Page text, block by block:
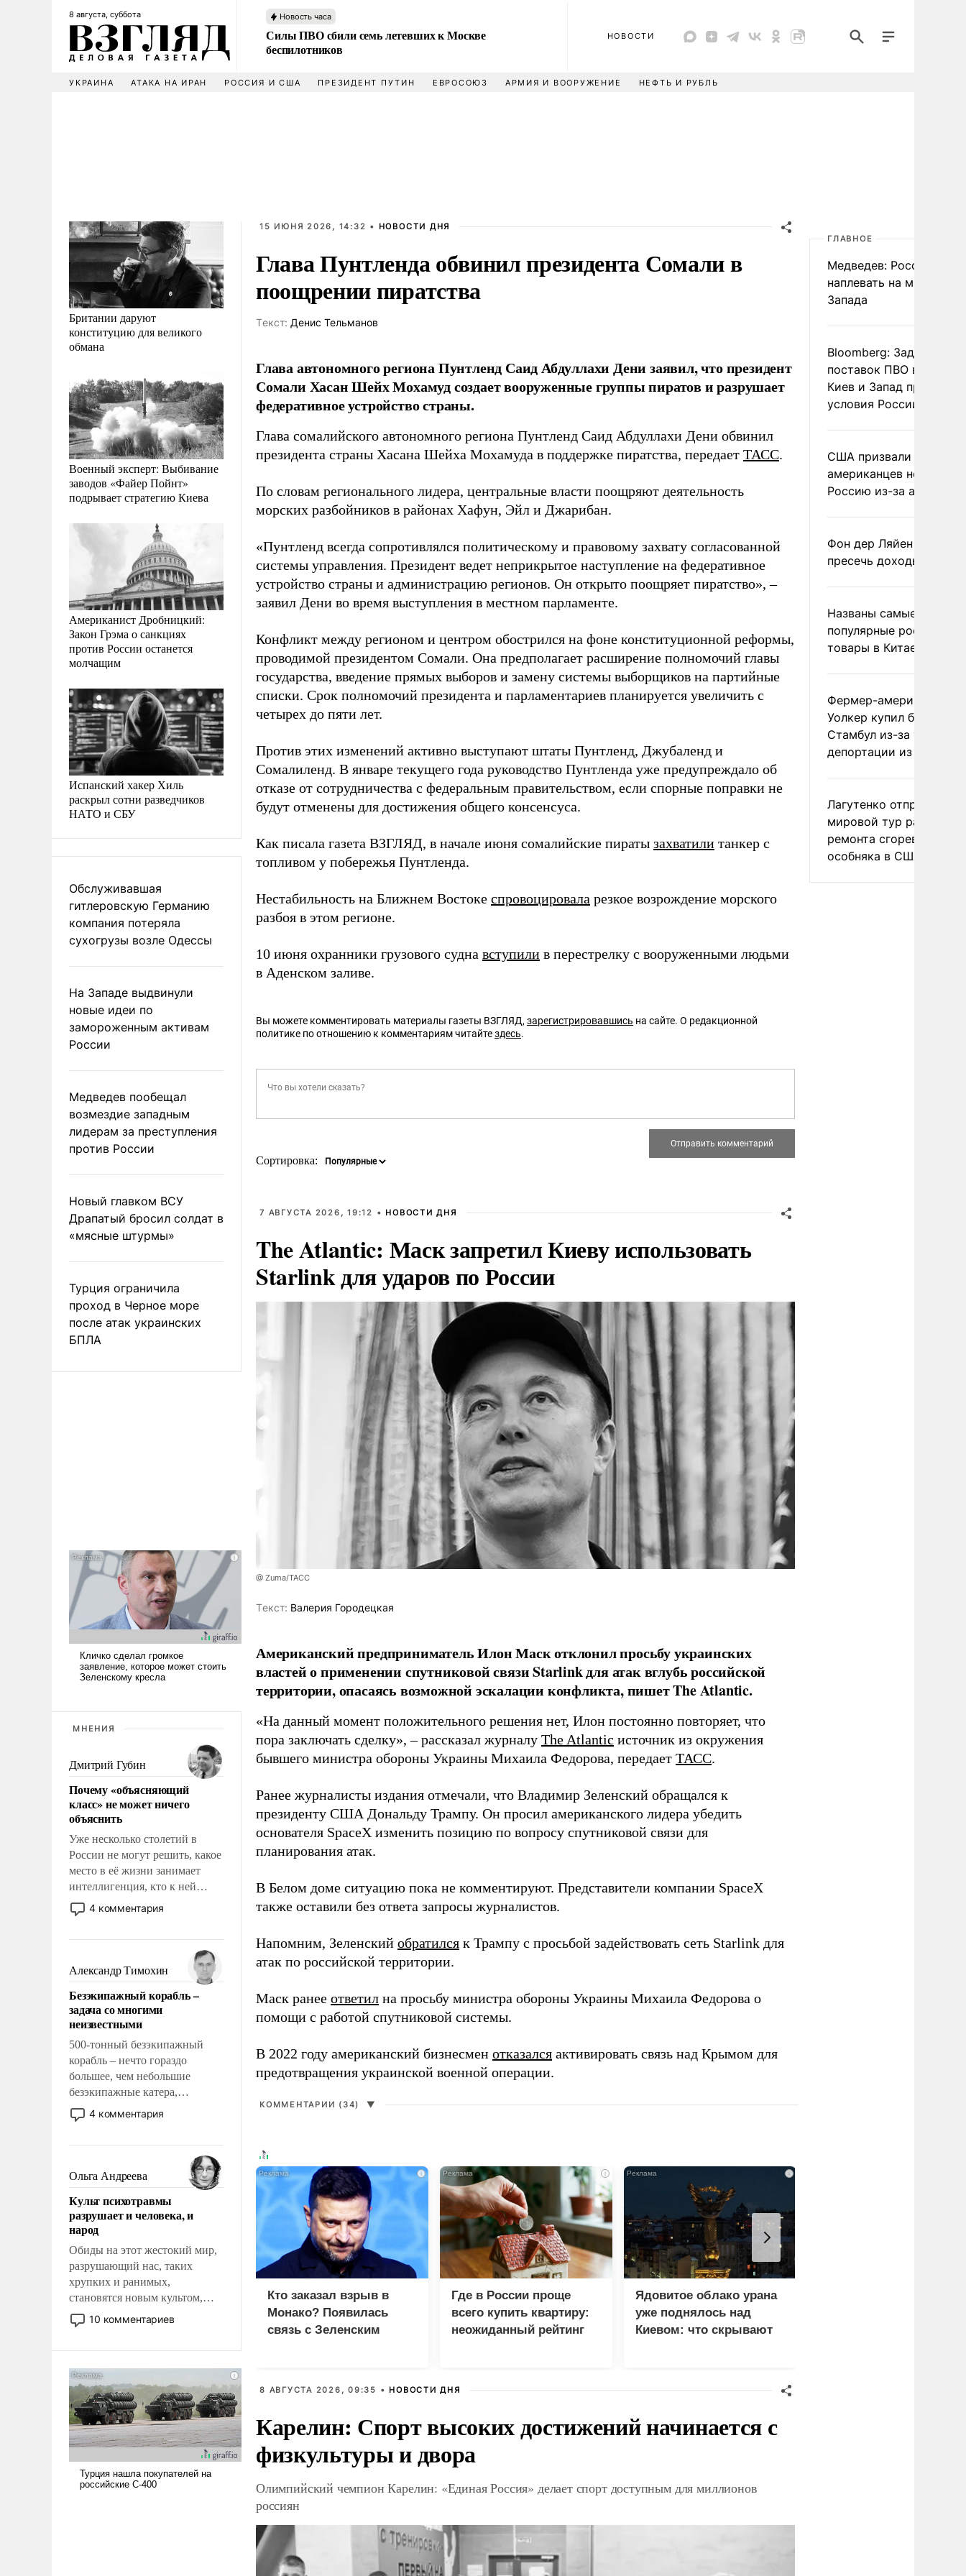
8 августа, суббота Новость часа
Силы ПВО сбили семь летевших к Москве
беспилотников
НОВОСТИ
УКРАИНА АТАКА НА ИРАН РОССИЯ И США ПРЕЗИДЕНТ ПУТИН ЕВРОСОЮЗ АРМИЯ И ВООРУЖЕНИЕ НЕФТЬ И РУБЛЬ
Британии даруют
конституцию для великого
обмана
Военный эксперт: Выбивание
заводов «Файер Пойнт»
подрывает стратегию Киева
Американист Дробницкий:
Закон Грэма о санкциях
против России останется
молчащим
Испанский хакер Хиль
раскрыл сотни разведчиков
НАТО и СБУ
Обслуживавшая
гитлеровскую Германию
компания потеряла
сухогрузы возле Одессы
На Западе выдвинули
новые идеи по
замороженным активам
России
Медведев пообещал
возмездие западным
лидерам за преступления
против России
Новый главком ВСУ
Драпатый бросил солдат в
«мясные штурмы»
Турция ограничила
проход в Черное море
после атак украинских
БПЛА
МНЕНИЯ
Дмитрий Губин
Почему «объясняющий
класс» не может ничего
объяснить
Уже несколько столетий в
России не могут решить, какое
место в её жизни занимает
интеллигенция, кто к ней
принадлежит, а кого из неё
исключили с правом
чем она отличается от просто
образованных людей. Иногда
казалось, что эти вопросы
решены раз и навсегда, но –
нет, не решены.
4 комментария
Александр Тимохин
Безэкипажный корабль –
задача со многими
неизвестными
500-тонный безэкипажный
корабль – нечто гораздо
большее, чем небольшие
безэкипажные катера,
применение которых уже
стало обыденностью. Задача по
сложна и амбициозна. Однако
и ее реализация радикально
поднимет наши боевые
возможности.
4 комментария
Ольга Андреева
Культ психотравмы
разрушает и человека, и
народ
Обиды на этот жестокий мир,
разрушающий нас, таких
хрупких и ранимых,
становятся новым культом,
постепенно вытесняя и
отменяя традиционное
ударами судьбы, брать на себя
ответственность, помогать
слабым, идти вперед и
адаптироваться.
10 комментариев
15 ИЮНЯ 2026, 14:32 • НОВОСТИ ДНЯ
Глава Пунтленда обвинил президента Сомали в
поощрении пиратства
Tекст: Денис Тельманов
Глава автономного региона Пунтленд Саид Абдуллахи Дени заявил, что президент
Сомали Хасан Шейх Мохамуд создает вооруженные группы пиратов и разрушает
федеративное устройство страны.
Глава сомалийского автономного региона Пунтленд Саид Абдуллахи Дени обвинил
президента страны Хасана Шейха Мохамуда в поддержке пиратства, передает ТАСС.
По словам регионального лидера, центральные власти поощряют деятельность
морских разбойников в районах Хафун, Эйл и Джарибан.
«Пунтленд всегда сопротивлялся политическому и правовому захвату согласованной
системы управления. Президент ведет неприкрытое наступление на федеративное
устройство страны и администрацию регионов. Он открыто поощряет пиратство», –
заявил Дени во время выступления в местном парламенте.
Конфликт между регионом и центром обострился на фоне конституционной реформы,
проводимой президентом Сомали. Она предполагает расширение полномочий главы
государства, введение прямых выборов и замену системы выборщиков на партийные
списки. Срок полномочий президента и парламентариев планируется увеличить с
четырех до пяти лет.
Против этих изменений активно выступают штаты Пунтленд, Джубаленд и
Сомалиленд. В январе текущего года руководство Пунтленда уже предупреждало об
отказе от сотрудничества с федеральным правительством, если спорные поправки не
будут отменены для достижения общего консенсуса.
Как писала газета ВЗГЛЯД, в начале июня сомалийские пираты захватили танкер с
топливом у побережья Пунтленда.
Нестабильность на Ближнем Востоке спровоцировала резкое возрождение морского
разбоя в этом регионе.
10 июня охранники грузового судна вступили в перестрелку с вооруженными людьми
в Аденском заливе.
Вы можете комментировать материалы газеты ВЗГЛЯД, зарегистрировавшись на сайте. О редакционной
политике по отношению к комментариям читайтездесь.
Сортировка:
7 АВГУСТА 2026, 19:12 • НОВОСТИ ДНЯ
The Atlantic: Маск запретил Киеву использовать
Starlink для ударов по России
@ Zuma/ТАСС
Tекст: Валерия Городецкая
Американский предприниматель Илон Маск отклонил просьбу украинских
властей о применении спутниковой связи Starlink для атак вглубь российской
территории, опасаясь возможной эскалации конфликта, пишет The Atlantic.
«На данный момент положительного решения нет, Илон постоянно повторяет, что
пора заключать сделку», – рассказал журналу The Atlantic источник из окружения
бывшего министра обороны Украины Михаила Федорова, передает ТАСС.
Ранее журналисты издания отмечали, что Владимир Зеленский обращался к
президенту США Дональду Трампу. Он просил американского лидера убедить
основателя SpaceX изменить позицию по вопросу спутниковой связи для
планирования атак.
В Белом доме ситуацию пока не комментируют. Представители компании SpaceX
также оставили без ответа запросы журналистов.
Напомним, Зеленский обратился к Трампу с просьбой задействовать сеть Starlink для
атак по российской территории.
Маск ранее ответил на просьбу министра обороны Украины Михаила Федорова о
помощи с работой спутниковой системы.
В 2022 году американский бизнесмен отказался активировать связь над Крымом для
предотвращения украинской военной операции.
КОММЕНТАРИИ (34) ▼
i
Кто заказал взрыв в
Монако? Появилась
связь с Зеленским
i
Где в России проще
всего купить квартиру:
неожиданный рейтинг
i
Ядовитое облако урана
уже поднялось над
Киевом: что скрывают
8 АВГУСТА 2026, 09:35 • НОВОСТИ ДНЯ
Карелин: Спорт высоких достижений начинается с
физкультуры и двора
Олимпийский чемпион Карелин: «Единая Россия» делает спорт доступным для миллионов
россиян
ГЛАВНОЕ
Медведев: России
наплевать на мнение
Запада
Bloomberg: Задержка
поставок ПВО вынудит
Киев и Запад принять
условия России
США призвали
американцев не
Россию из-за атак ВСУ
Фон дер Ляйен
пресечь доходы России
Названы самые
популярные российские
товары в Китае
Фермер-американец
Уолкер купил билет в
Стамбул из-за угрозы
депортации из России
Лагутенко отправился в
мировой тур ради
ремонта сгоревшего
особняка в США